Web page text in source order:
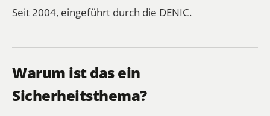
Seit 2004, eingeführt durch die DENIC.
Warum ist das ein
Sicherheitsthema?